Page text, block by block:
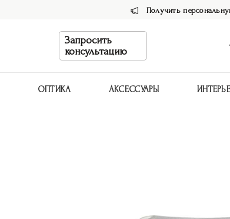
Получить
Запросить
консультацию
ОПТИКА АКСЕССУАРЫ